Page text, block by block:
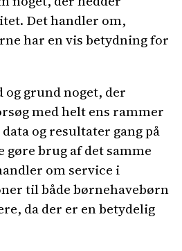
Det handler om,
har en vis betydning for
grund noget, der
med helt ens rammer
og resultater gang på
gøre brug af det samme
om service i
til både børnehavebørn
da der er en betydelig